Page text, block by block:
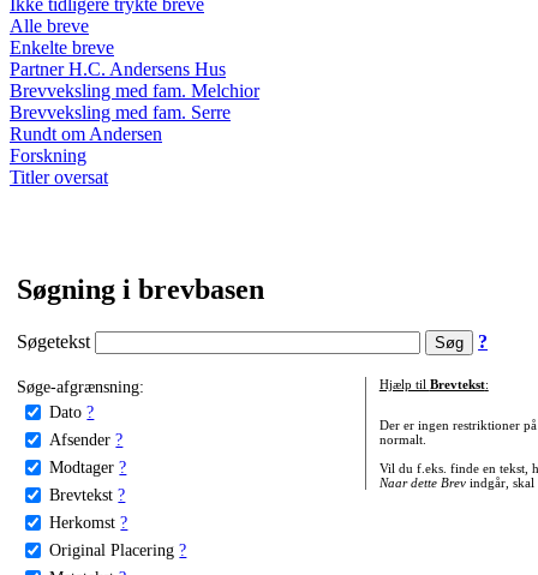
Alle breve
Enkelte breve
Partner H.C. Andersens Hus
Brevveksling med fam. Melchior
Brevveksling med fam. Serre
Rundt om Andersen
Forskning
Titler oversat
Søgning i brevbasen
Søgetekst ?
Søge-afgrænsning:
Dato ?
Afsender ?
Modtager ?
Brevtekst ?
Herkomst ?
Original Placering ?
Hjælp til Brevtekst:
Der er ingen restriktioner
normalt.
Vil du f.eks. finde en tekst,
Naar dette Brevindgår, skal